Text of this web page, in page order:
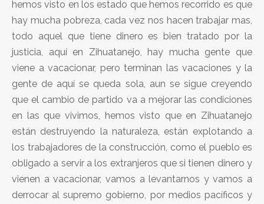
hemos visto en los estado que hemos recorrido es que
hay mucha pobreza, cada vez nos hacen trabajar mas,
todo aquel que tiene dinero es bien tratado por la
justicia, aquí en Zihuatanejo, hay mucha gente que
viene a vacacionar, pero terminan las vacaciones y la
gente de aquí se queda sola, aun se sigue creyendo
que el cambio de partido va a mejorar las condiciones
en las que vivimos, hemos visto que en Zihuatanejo
están destruyendo la naturaleza, están explotando a
los trabajadores de la construcción, como el pueblo es
obligado a servir a los extranjeros que si tienen dinero y
vienen a vacacionar, vamos a levantarnos y vamos a
derrocar al supremo gobierno, por medios pacíficos y